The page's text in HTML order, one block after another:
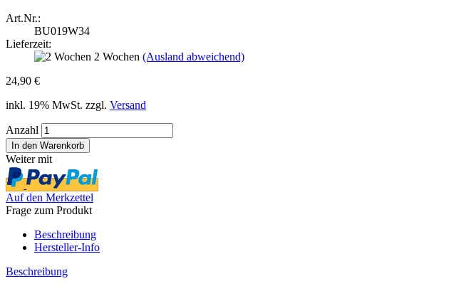
Art.Nr.:
BU019W34
Lieferzeit:
2 Wochen (Ausland abweichend)
24,90 €
inkl. 19% MwSt. zzgl. Versand
Anzahl
Weiter mit
Auf den Merkzettel
Frage zum Produkt
Beschreibung
Hersteller-Info
Beschreibung